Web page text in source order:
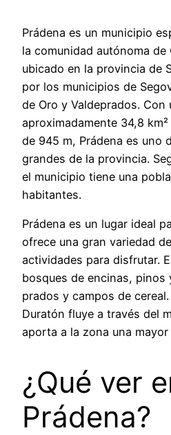
Prádena es un municipio
la comunidad autónoma de
ubicado en la provincia de
por los municipios de
de Oro y Valdeprados. Con
aproximadamente 34,8
de 945 m, Prádena es uno
grandes de la provincia.
el municipio tiene una
habitantes.
Prádena es un lugar ideal
ofrece una gran variedad
actividades para disfrutar.
bosques de encinas, pinos
prados y campos de
Duratón fluye a través del
aporta a la zona una mayor
¿Qué ver
Prádena?